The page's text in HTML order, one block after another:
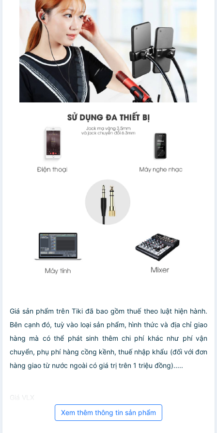
Giá sản phẩm trên Tiki đã bao gồm thuế theo luật hiện hành.
Bên cạnh đó, tuỳ vào loại sản phẩm, hình thức và địa chỉ giao
hàng mà có thể phát sinh thêm chi phí khác như phí vận
chuyển, phụ phí hàng cồng kềnh, thuế nhập khẩu (đối với đơn
hàng giao từ nước ngoài có giá trị trên 1 triệu đồng).....
Giá VLX
Xem thêm thông tin sản phẩm